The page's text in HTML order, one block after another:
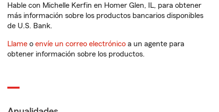
Hable con Michelle Kerfin en Homer Glen, IL, para obtener
más información sobre los productos bancarios disponibles
de U.S. Bank.
Llame o envíe un correo electrónico a un agente para
obtener información sobre los productos.